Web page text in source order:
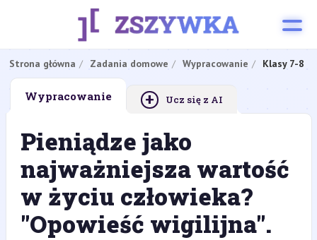
Strona główna Zadania domowe Wypracowanie Klasy 7-8
Wypracowanie + Ucz się z AI
Pieniądze jako
najważniejsza wartość
w życiu człowieka?
"Opowieść wigilijna".